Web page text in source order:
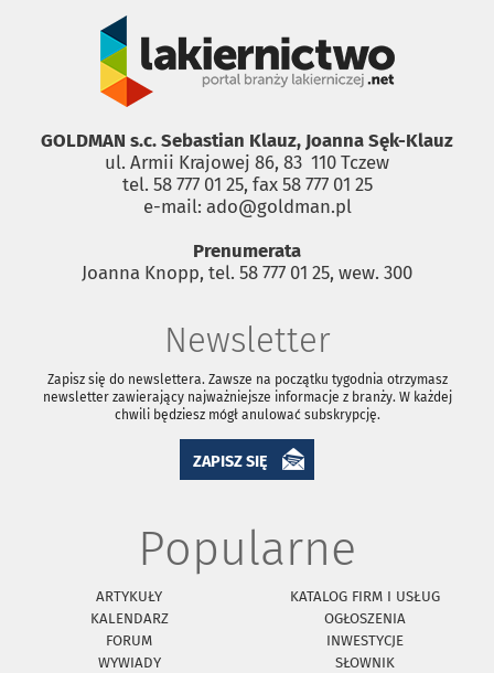
GOLDMAN s.c. Sebastian Klauz, Joanna Sęk-Klauz
ul. Armii Krajowej 86, 83 ­ 110 Tczew
tel. 58 777 01 25, fax 58 777 01 25
e-mail: ado@goldman.pl
Prenumerata
Joanna Knopp, tel. 58 777 01 25, wew. 300
Newsletter
Zapisz się do newslettera. Zawsze na początku tygodnia otrzymasz
newsletter zawierający najważniejsze informacje z branży. W każdej
chwili będziesz mógł anulować subskrypcję.
ZAPISZ SIĘ
Popularne
ARTYKUŁY
KATALOG FIRM I USŁUG
KALENDARZ
OGŁOSZENIA
FORUM
INWESTYCJE
WYWIADY
SŁOWNIK